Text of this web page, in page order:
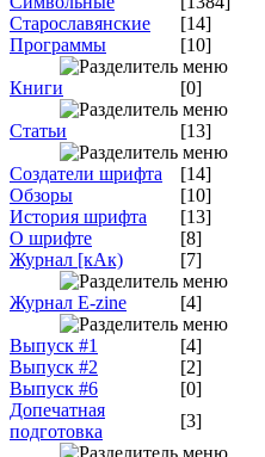
Старославянские
[14]
Программы
[10]
Книги [0]
Статьи [13]
Создатели шрифта
[14]
Обзоры
[10]
История шрифта
[13]
О шрифте
[8]
Журнал [кАк)
[7]
Журнал E-zine [4]
Выпуск #1
[4]
Выпуск #2
[2]
Выпуск #6
[0]
Допечатная
подготовка
[3]